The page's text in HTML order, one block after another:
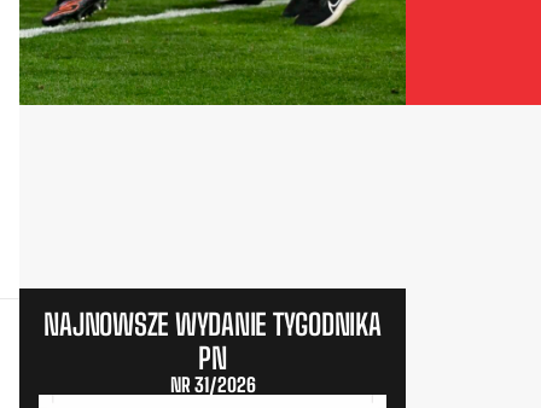
NAJNOWSZE WYDANIE TYGODNIKA
PN
NR 31/2026